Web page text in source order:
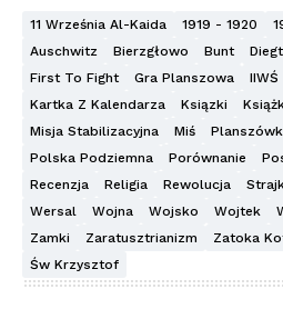
11 Września Al-Kaida 1919 - 1920
Auschwitz
Bierzgłowo Bunt
First To Fight
Gra Planszowa IIWŚ
Kartka Z Kalendarza
Ksiązki
Misja Stabilizacyjna
Miś
Polska Podziemna
Porównanie
Recenzja
Religia Rewolucja
Wersal
Wojna Wojsko Wojtek
Zamki
Zaratusztrianizm Zatoka
Św Krzysztof